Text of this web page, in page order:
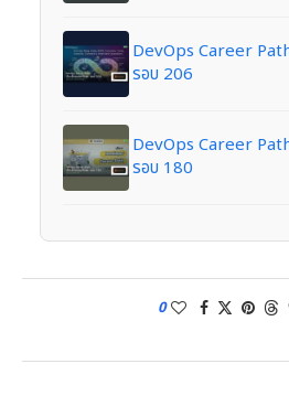
DevOps Career
รอบ 206
DevOps Career
รอบ 180
0